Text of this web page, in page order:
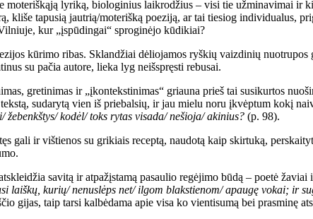
moteriškąją lyriką, biologinius laikrodžius – visi tie užminavimai ir
kliše tapusią jautrią/moterišką poeziją, ar tai tiesiog individualus,
kur „įspūdingai“ sproginėjo kūdikiai?
kūrimo ribas. Sklandžiai dėliojamos ryškių vaizdinių
su pačia autore, lieka lyg neišspręsti rebusai.
gretinimas ir „įkontekstinimas“ griauna prieš tai susikurtos
sudarytą vien iš priebalsių, ir jau mielu noru įkvėptum kokį
kodėl/ toks rytas visada/ nešioja/ akinius? (p. 98).
gali ir vištienos su grikiais receptą, naudotą kaip skirtuką,
savitą ir atpažįstamą pasaulio regėjimo būdą – poetė
laiškų, kurių/ nenuslėps net/ ilgom blakstienom/ apaugę vokai; ir
gijas, taip tarsi kalbėdama apie visa ko vientisumą bei prasminę